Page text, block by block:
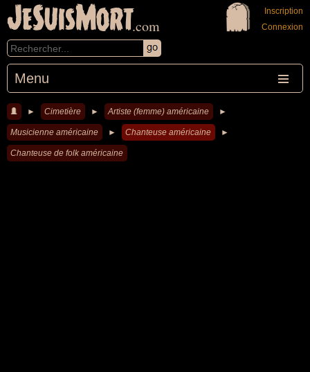
JeSuisMort.com
Menu
Inscription
Connexion
► Cimetière ► Artiste (femme) américaine ►
Musicienne américaine ► Chanteuse américaine ►
Chanteuse de folk américaine